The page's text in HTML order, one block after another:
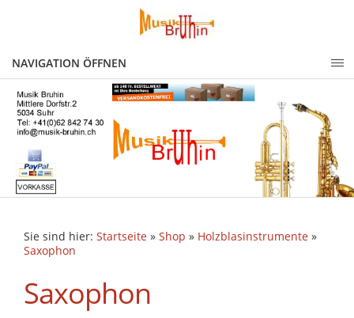
NAVIGATION ÖFFNEN
Sie sind hier: Startseite » Shop » Holzblasinstrumente »
Saxophon
Saxophon